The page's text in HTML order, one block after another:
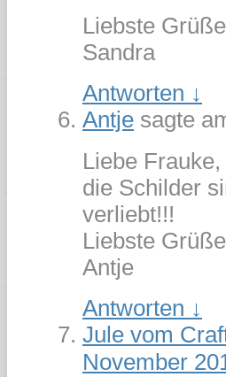
Liebste Grüße
Sandra
Antworten ↓
Antje sagte
Liebe Frauke,
die Schilder
verliebt!!!
Liebste Grüße
Antje
Antworten ↓
Jule vom
November